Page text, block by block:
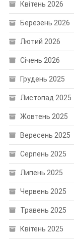
Квітень 2026
Березень 2026
Лютий 2026
Січень 2026
Грудень 2025
Листопад 2025
Жовтень 2025
Вересень 2025
Серпень 2025
Липень 2025
Червень 2025
Травень 2025
Квітень 2025